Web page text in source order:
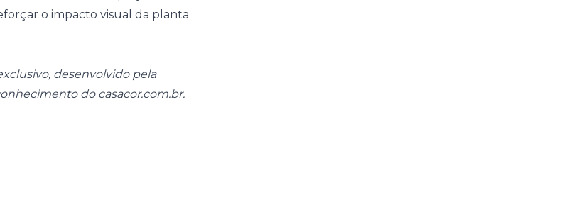
o impacto visual da planta
desenvolvido pela
do casacor.com.br.